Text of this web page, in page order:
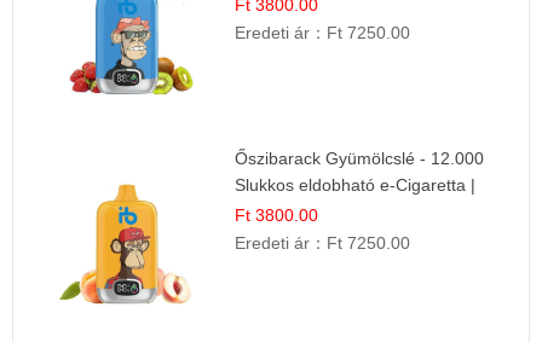
Ft 3800.00
Eredeti ár： Ft 7250.00
Őszibarack Gyümölcslé - 12.000
Slukkos eldobható e-Cigaretta |
Friss Gyümölcs Íz
Ft 3800.00
Eredeti ár： Ft 7250.00